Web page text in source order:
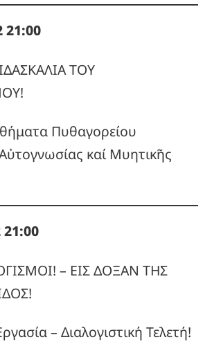
21:00
ΤΟΥ
Πυθαγορείου
καί Μυητικῆς
21:00
– ΕΙΣ ΔΟΞΑΝ ΤΗΣ
– Διαλογιστική Τελετή!